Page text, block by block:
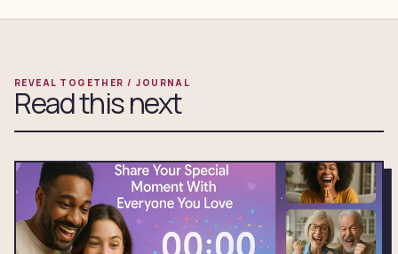
REVEAL TOGETHER / JOURNAL
Read this next